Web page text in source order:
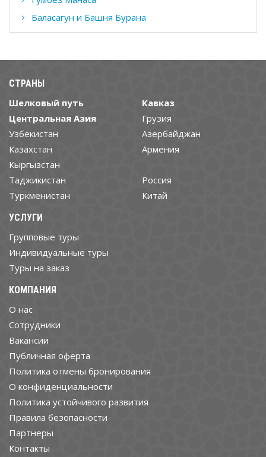
Баласагун и Башня Бурана
СТРАНЫ
Шелковый путь
Центральная Азия
Узбекистан
Казахстан
Кыргызстан
Таджикистан
Туркменистан
Кавказ
Грузия
Азербайджан
Армения
Россия
Китай
УСЛУГИ
Групповые туры
Индивидуальные туры
Туры на заказ
КОМПАНИЯ
О нас
Cотрудники
Вакансии
Публичная оферта
Политика отмены бронирования
О конфиденциальности
Политика устойчивого развития
Правила безопасности
Партнеры
Контакты